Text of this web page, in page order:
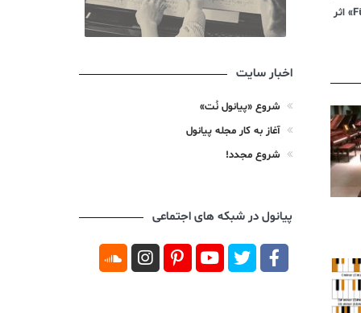
ویدیوی آموزشی «Für Elise» اثر
اخبار سایت
شروع «پیانول نُت»
آغاز به کار مجله پیانول
شروع مجدد!
پیانول در شبکه های اجتماعی